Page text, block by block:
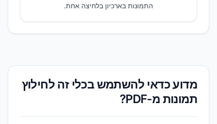
התמונות בארכיון בלחיצה אחת.
מדוע כדאי להשתמש בכלי זה לחילוץ
תמונות מ-PDF?